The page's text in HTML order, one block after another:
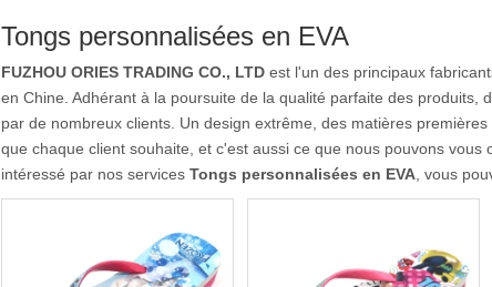
Tongs personnalisées en EVA
FUZHOU ORIES TRADING CO., LTD est l'un des principaux
en Chine. Adhérant à la poursuite de la qualité parfaite des produits,
par de nombreux clients. Un design extrême, des matières
que chaque client souhaite, et c'est aussi ce que nous pouvons
intéressé par nos services Tongs personnalisées en EVA , vous